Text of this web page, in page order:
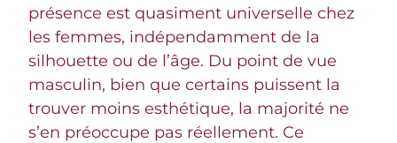
présence est quasiment universelle chez
les femmes, indépendamment de la
silhouette ou de l’âge. Du point de vue
masculin, bien que certains puissent la
trouver moins esthétique, la majorité ne
s’en préoccupe pas réellement. Ce